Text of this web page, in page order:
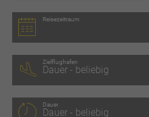
Reisezeitraum
Zielflughafen
Dauer